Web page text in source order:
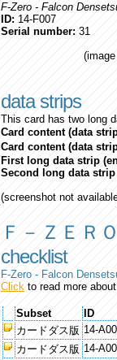
F-Zero - Falcon
ID:14-F007
Serial number:31
data strips
This card has two long
Card content (data
Card content (data
First long data strip
Second long data
(screenshot not
Ｆ－ＺＥＲ
checklist
F-Zero - Falcon
Clickto read more
Subset ID
カードダス版 14-
カードダス版 14-